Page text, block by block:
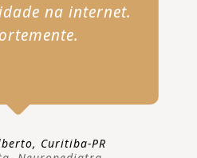
na internet.
Curitiba-PR